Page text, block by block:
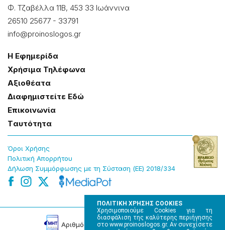
ΠΟΛΙΤΙΚΗ ΧΡΗΣΗΣ COOKIES
Χρησιμοποιούμε Cookies για τη
διασφάλιση της καλύτερης περιήγησης
στο www.proinoslogos.gr. Αν συνεχίσετε
Φ. Τζαβέλλα 11Β, 453 33 Ιωάννɩνα
26510 25677 - 33791
info@proinoslogos.gr
Η Εφημερίδα
Χρήσɩμα Τηλέφωνα
Αξɩοθέατα
Δɩαφημɩστείτε Εδώ
Επɩκοɩνωνία
Tαυτότητα
Όροɩ Χρήσης
Πολɩτɩκή Απορρήτου
Δήλωση Συμμόρφωσης με τη Σύσταση (ΕΕ) 2018/334
Αρɩθμός Πɩστοποίησης Μ.Η.Τ. 220242